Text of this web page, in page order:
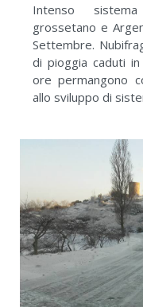
Intenso
grossetano e
Settembre.
di pioggia caduti
ore permangono
allo sviluppo di